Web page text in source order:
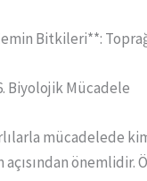
Bitkileri**:
Biyolojik Mücadele
mücadelede
açısından